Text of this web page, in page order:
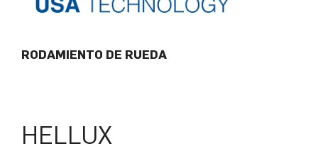
RODAMIENTO DE RUEDA
HELLUX